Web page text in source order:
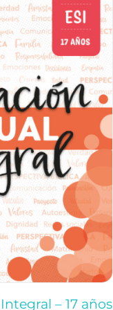
– 17 años